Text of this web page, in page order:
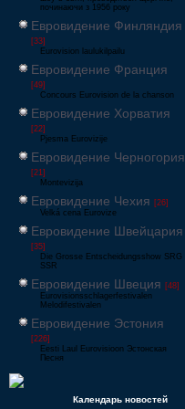
починаючи з 1956 року
Евровидение Финляндия
[33]
Eurovision laulukilpailu
Евровидение Франция
[49]
Concours Eurovision de la chanson
Евровидение Хорватия
[22]
Pjesma Eurovizije
Евровидение Черногория
[21]
Montevizija
Евровидение Чехия [26]
Velká cena Eurovize
Евровидение Швейцария
[35]
Die Grosse Entscheidungsshow SRG
SSR
Евровидение Швеция [48]
Eurovisionsschlagerfestivalen
Melodifestivalen
Евровидение Эстония
[226]
Eesti Laul Eurovisioon Эстонская
Песня
Календарь новостей